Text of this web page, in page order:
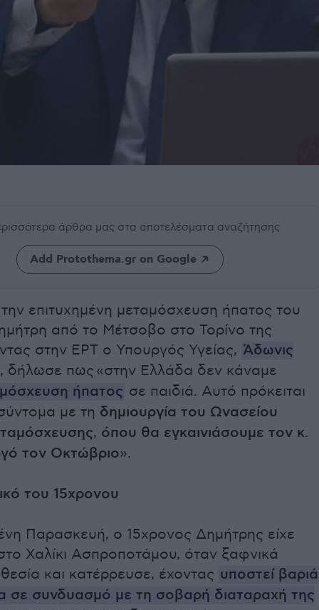
άρθρα μας στα αποτελέσματα αναζήτησης
Add Protothema.gr on Google
επιτυχημένη μεταμόσχευση ήπατος του
από το Μέτσοβο στο Τορίνο της
στην ΕΡΤ ο Υπουργός Υγείας, Άδωνις
, δήλωσε πως «στην Ελλάδα δεν κάναμε
ήπατος σε παιδιά. Αυτό πρόκειται
με τη δημιουργία του Ωνασείου
, όπου θα εγκαινιάσουμε τον κ.
τον Οκτώβριο».
του 15χρονου
Παρασκευή, ο 15χρονος Δημήτρης είχε
Χαλίκι Ασπροποτάμου, όταν ξαφνικά
και κατέρρευσε, έχοντας υποστεί βαριά
σε συνδυασμό με τη σοβαρή διαταραχή της